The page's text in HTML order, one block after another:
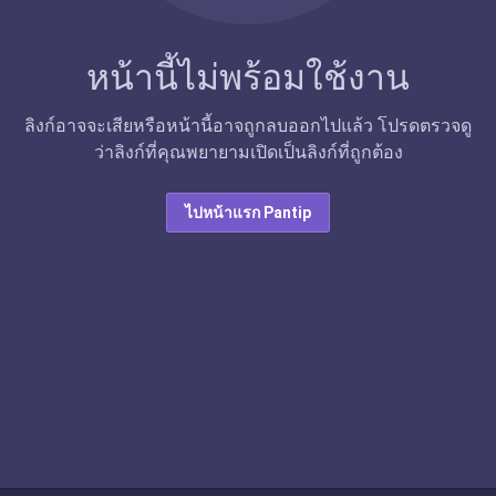
หน้านี้ไม่พร้อมใช้งาน
ลิงก์อาจจะเสียหรือหน้านี้อาจถูกลบออกไปแล้ว โปรดตรวจดู
ว่าลิงก์ที่คุณพยายามเปิดเป็นลิงก์ที่ถูกต้อง
ไปหน้าแรก Pantip